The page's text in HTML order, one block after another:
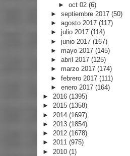
►oct 02(6)
► septiembre 2017 (50)
► agosto 2017 (117)
► julio 2017 (114)
► junio 2017 (167)
► mayo 2017 (145)
► abril 2017 (125)
► marzo 2017 (174)
► febrero 2017 (111)
► enero 2017 (164)
► 2016 (1395)
► 2015 (1358)
► 2014 (1697)
► 2013 (1854)
► 2012 (1678)
► 2011 (975)
► 2010 (1)